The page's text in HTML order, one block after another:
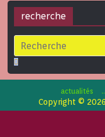
recherche
actualités
Copyright © 2026